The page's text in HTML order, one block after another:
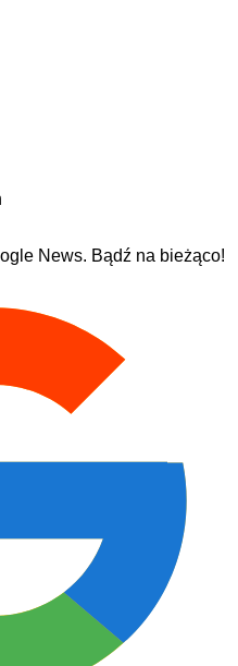
News. Bądź na bieżąco!